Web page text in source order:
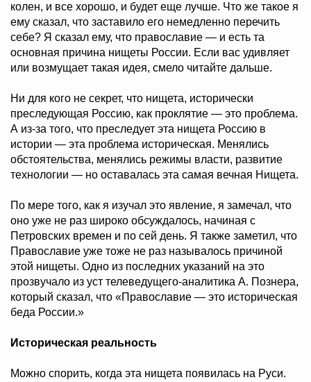
колен, и все хорошо, и будет еще лучше. Что же такое я
ему сказал, что заставило его немедленно перечить
себе? Я сказал ему, что православие — и есть та
основная причина нищеты России. Если вас удивляет
или возмущает такая идея, смело читайте дальше.
Ни для кого не секрет, что нищета, исторически
преследующая Россию, как проклятие — это проблема.
А из-за того, что преследует эта нищета Россию в
истории — эта проблема историческая. Менялись
обстоятельства, менялись режимы власти, развитие
технологии — но оставалась эта самая вечная Нищета.
По мере того, как я изучал это явление, я замечал, что
оно уже не раз широко обсуждалось, начиная с
Петровских времен и по сей день. Я также заметил, что
Православие уже тоже не раз называлось причиной
этой нищеты. Одно из последних указаний на это
прозвучало из уст телеведущего-аналитика А. Познера,
который сказал, что «Православие — это историческая
беда России.»
Историческая реальность
Можно спорить, когда эта нищета появилась на Руси.